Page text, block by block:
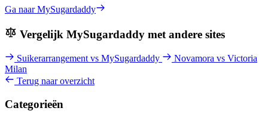
Ga naar MySugardaddy
Vergelijk MySugardaddy met andere sites
Suikerarrangement vs MySugardaddy
Novamora vs Victoria
Milan
Terug naar overzicht
Categorieën